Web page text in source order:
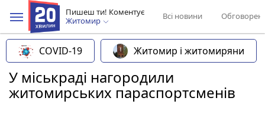
Пишеш ти! Коментує
Житомир
Всі новини
COVID-19 Житомир і житомиряни
У міськраді нагородили
житомирських параспортсменів